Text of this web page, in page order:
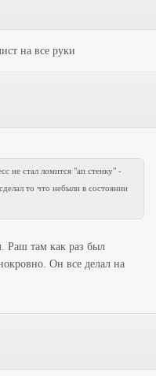
на все руки
не стал ломится "ап стенку" -
то что небыли в состоянии
Раш там как раз был
Он все делал на